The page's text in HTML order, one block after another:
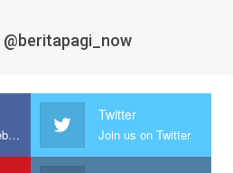
@beritapagi_now
Join us on Facebook
Twitter
Join us on Twitter